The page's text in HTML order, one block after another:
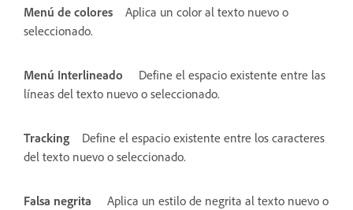
Menú de colores
Aplica un color al texto nuevo o
seleccionado.
Menú Interlineado
Define el espacio existente entre las
líneas del texto nuevo o seleccionado.
Tracking
Define el espacio existente entre los caracteres
del texto nuevo o seleccionado.
Falsa negrita
Aplica un estilo de negrita al texto nuevo o